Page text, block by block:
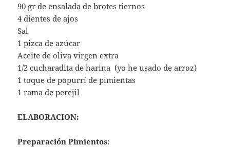
90 gr de ensalada de brotes tiernos
4 dientes de ajos
Sal
1 pizca de azúcar
Aceite de oliva virgen extra
1/2 cucharadita de harina (yo he usado de arroz)
1 toque de popurrí de pimientas
1 rama de perejil
ELABORACION:
Preparación Pimientos: